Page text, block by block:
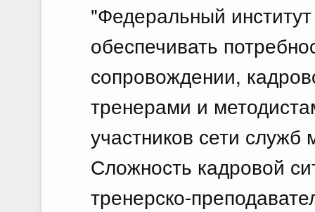
"Федеральный
обеспечивать
сопровождении,
тренерами и
участников сети служб
Сложность кадровой
тренерско-